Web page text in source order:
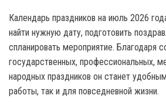
Календарь праздников на июль 2026
найти нужную дату, подготовить
спланировать мероприятие. Благодаря
государственных, профессиональных,
народных праздников он станет
работы, так и для повседневной жизни.